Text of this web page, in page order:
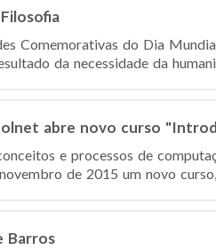
Comemorativas do Dia
da necessidade da
abre novo curso
e processos de
de 2015 um novo
Barros